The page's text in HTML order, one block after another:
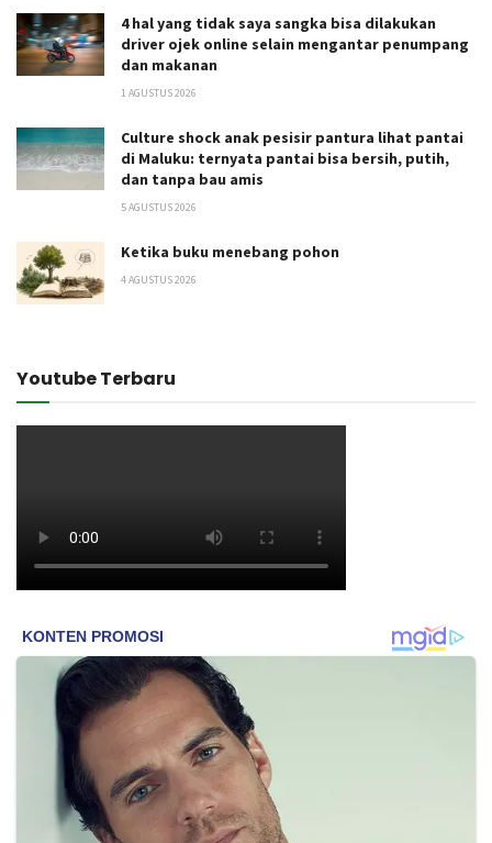
4 hal yang tidak saya sangka bisa dilakukan
driver ojek online selain mengantar penumpang
dan makanan
1 AGUSTUS 2026
Culture shock anak pesisir pantura lihat pantai
di Maluku: ternyata pantai bisa bersih, putih,
dan tanpa bau amis
5 AGUSTUS 2026
Ketika buku menebang pohon
4 AGUSTUS 2026
Youtube Terbaru